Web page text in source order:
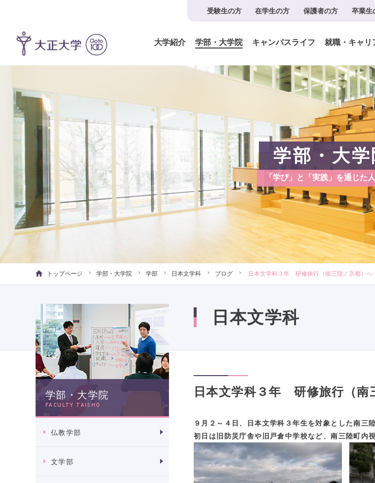
受験生の方 在学生の方 保護者の方 卒業生
大学紹介 学部・大学院 キャンパスライフ 就職・キャリ
学部・大学
「学び」と「実践」を通じた
トップページ 学部・大学院 学部 日本文学科 ブログ 日本文学科３年 研修旅行（南三陸／京都）へ
学部・大学院
FACULTY TAISHO
仏教学部
文学部
日本文学科
日本文学科３年 研修旅行（南
９月２～４日、日本文学科３年生を対象とした南三
初日は旧防災庁舎や旧戸倉中学校など、南三陸町内